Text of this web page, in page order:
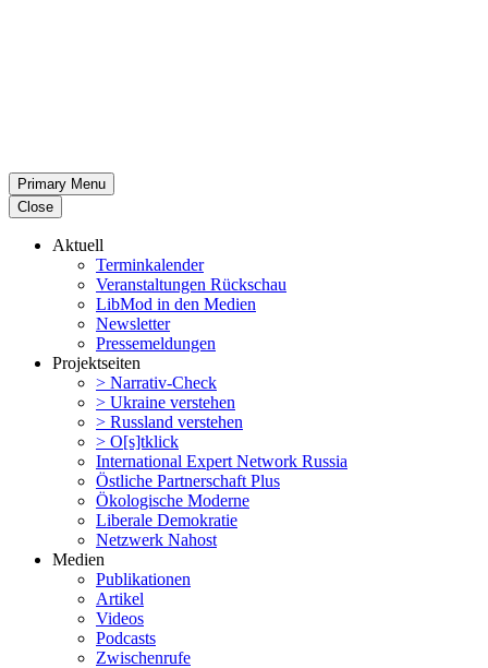
Primary Menu
Close
Aktuell
Termin­ka­lender
Veran­stal­tungen Rückschau
LibMod in den Medien
Newsletter
Presse­mel­dungen
Projekt­seiten
> Narrativ-Check
> Ukraine verstehen
> Russland verstehen
> O[s]tklick
Inter­na­tional Expert Network Russia
Östliche Partner­schaft Plus
Ökolo­gische Moderne
Liberale Demokratie
Netzwerk Nahost
Medien
Publi­ka­tionen
Artikel
Videos
Podcasts
Zwischenrufe